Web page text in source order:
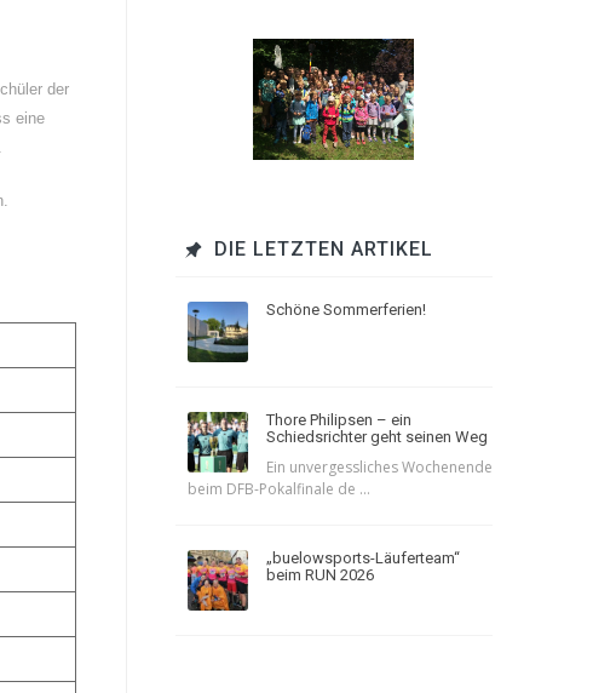
der
eine
DIE LETZTEN ARTIKEL
Schöne Sommerferien!
Thore Philipsen – ein
Schiedsrichter geht seinen Weg
Ein unvergessliches Wochenende
beim DFB-Pokalfinale de ...
„buelowsports-Läuferteam“
beim RUN 2026